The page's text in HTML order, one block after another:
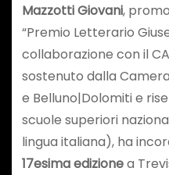
Mazzotti Giovani,
“Premio Letterario
collaborazione con il
sostenuto dalla
e Belluno|Dolomiti e
scuole superiori
lingua italiana), ha
17esima edizionea